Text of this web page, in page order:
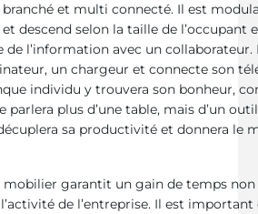
branché et multi connecté. Il est
descend selon la taille de l’occupant
de l’information avec un collaborateur.
un chargeur et connecte son
individu y trouvera son bonheur,
parlera plus d’une table, mais d’un
sa productivité et donnera le
mobilier garantit un gain de temps non
de l’entreprise. Il est important